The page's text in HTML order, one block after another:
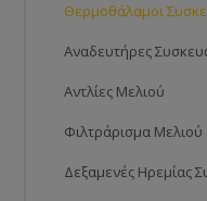
Θερμοθάλαμοι
Αναδευτήρες
Αντλίες Μελιού
Φιλτράρισμα Μελιού
Δεξαμενές Ηρεμίας